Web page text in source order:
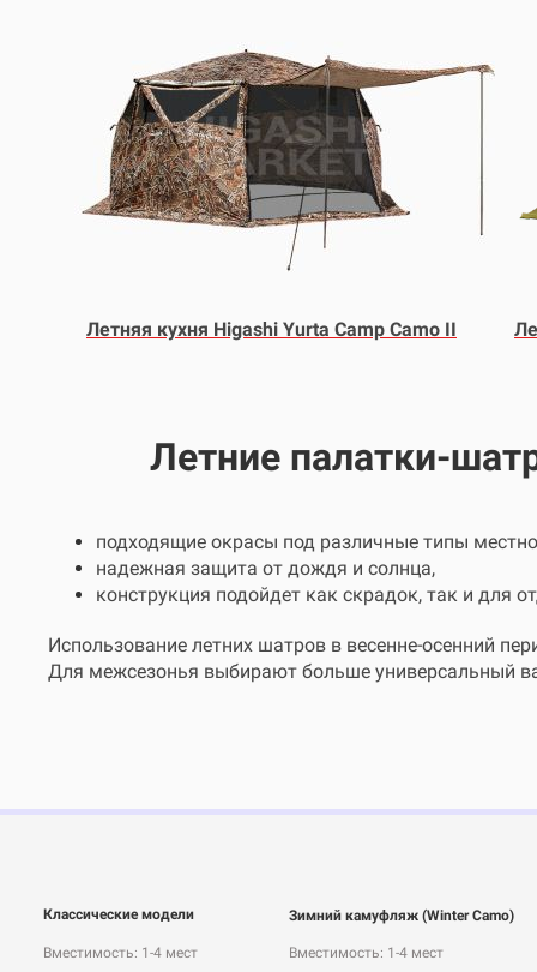
Летняя кухня Higashi Yurta Camp Camo II
Летние палатки-
подходящие окрасы под различные типы
надежная защита от дождя и солнца,
конструкция подойдет как скрадок, так и для
Использование летних шатров в весенне-осенний
Для межсезонья выбирают больше универсальный
Классические модели
Вместимость: 1-4 мест
Зимний камуфляж (Winter Camo)
Вместимость: 1-4 мест